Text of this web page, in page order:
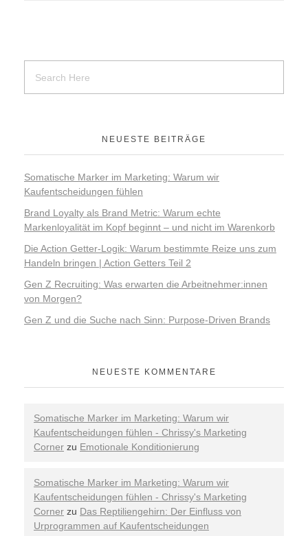
NEUESTE BEITRÄGE
Somatische Marker im Marketing: Warum wir
Kaufentscheidungen fühlen
Brand Loyalty als Brand Metric: Warum echte
Markenloyalität im Kopf beginnt – und nicht im Warenkorb
Die Action Getter-Logik: Warum bestimmte Reize uns zum
Handeln bringen | Action Getters Teil 2
Gen Z Recruiting: Was erwarten die Arbeitnehmer:innen
von Morgen?
Gen Z und die Suche nach Sinn: Purpose-Driven Brands
NEUESTE KOMMENTARE
Somatische Marker im Marketing: Warum wir
Kaufentscheidungen fühlen - Chrissy's Marketing
Corner zu Emotionale Konditionierung
Somatische Marker im Marketing: Warum wir
Kaufentscheidungen fühlen - Chrissy's Marketing
Corner zu Das Reptiliengehirn: Der Einfluss von
Urprogrammen auf Kaufentscheidungen